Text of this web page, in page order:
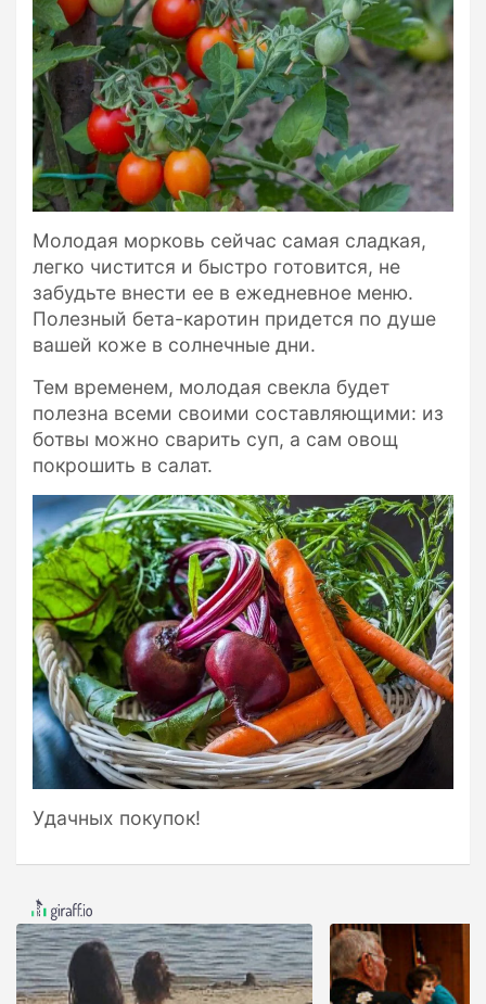
Молодая морковь сейчас самая сладкая,
легко чистится и быстро готовится, не
забудьте внести ее в ежедневное меню.
Полезный бета-каротин придется по душе
вашей коже в солнечные дни.
Тем временем, молодая свекла будет
полезна всеми своими составляющими: из
ботвы можно сварить суп, а сам овощ
покрошить в салат.
Удачных покупок!